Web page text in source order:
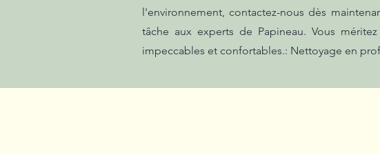
l'environnement, contactez-nous dès
tâche aux experts de Papineau. Vous
impeccables et confortables.: Nettoyage en